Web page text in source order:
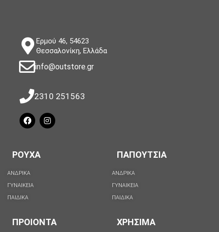
Ερμού 46, 54623
Θεσσαλονίκη, Ελλάδα
info@outstore.gr
2310 251563
ΡΟΥΧΑ
ΑΝΔΡΙΚΑ
ΓΥΝΑΙΚΕΙΑ
ΠΑΙΔΙΚΑ
ΠΑΠΟΥΤΣΙΑ
ΑΝΔΡΙΚΑ
ΓΥΝΑΙΚΕΙΑ
ΠΑΙΔΙΚΑ
ΠΡΟΙΟΝΤΑ ΧΡΗΣΙΜΑ